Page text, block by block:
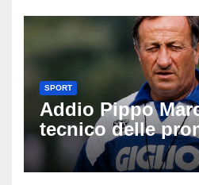
SPORT
Addio Pippo
tecnico delle
scritto pagine
del nostro